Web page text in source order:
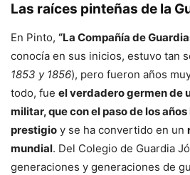
Las raíces pinteñas de la
En Pinto, “La Compañía de
conocía en sus inicios, estuvo tan
1853 y 1856), pero fueron años
todo, fue el verdadero germen de
militar, que con el paso de los
prestigio y se ha convertido en un
mundial. Del Colegio de Guardia
generaciones y generaciones de